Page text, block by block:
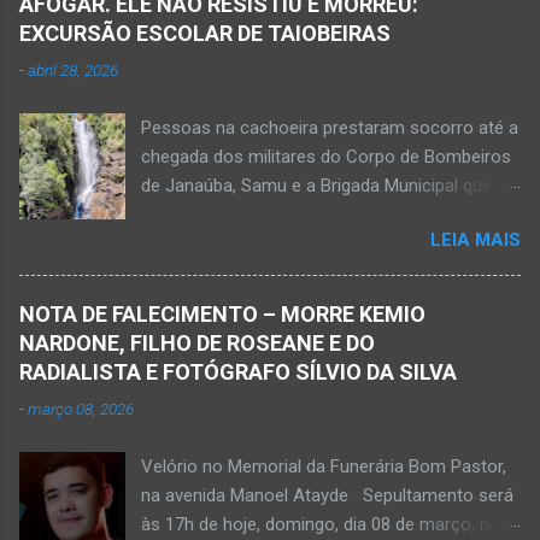
EXCURSÃO ESCOLAR DE TAIOBEIRAS
-abril 28, 2026
Pessoas na cachoeira prestaram socorro até a
chegada dos militares do Corpo de Bombeiros
de Janaúba, Samu e a Brigada Municipal que
resistiu e foi a óbito Foto álbum pessoal Kauan
Pereira Alves publicou em sua rede social a
foto em que apreciava a Cachoeira Maria Rosa,
em Mato Verde, pouco tempo antes de se
afogar e depois vir a óbito nesta terça-feira, dia
socorrem estudante que se afogou em
cachoeira em Mato Verde nesta terça-feira, dia
28 de abril de 2026. Adolescente não resistiu e
LEIA MAIS
NOTA DE FALECIMENTO – MORRE KEMIO
NARDONE, FILHO DE ROSEANE E DO
RADIALISTA E FOTÓGRAFO SÍLVIO DA SILVA
-março 08, 2026
Velório no Memorial da Funerária Bom Pastor,
na avenida Manoel Atayde Sepultamento será
às 17h de hoje, domingo, dia 08 de março, no